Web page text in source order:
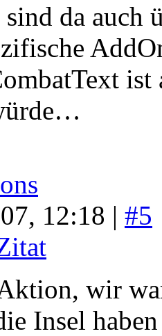
da auch
ist
12:18 | #5
wir
Insel